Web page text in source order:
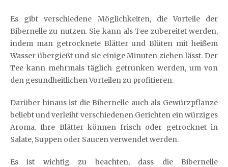
Es gibt verschiedene Möglichkeiten, die Vorteile der
Bibernelle zu nutzen. Sie kann als Tee zubereitet werden,
indem man getrocknete Blätter und Blüten mit heißem
Wasser übergießt und sie einige Minuten ziehen lässt. Der
Tee kann mehrmals täglich getrunken werden, um von
den gesundheitlichen Vorteilen zu profitieren.
Darüber hinaus ist die Bibernelle auch als Gewürzpflanze
beliebt und verleiht verschiedenen Gerichten ein würziges
Aroma. Ihre Blätter können frisch oder getrocknet in
Salate, Suppen oder Saucen verwendet werden.
Es ist wichtig zu beachten, dass die Bibernelle